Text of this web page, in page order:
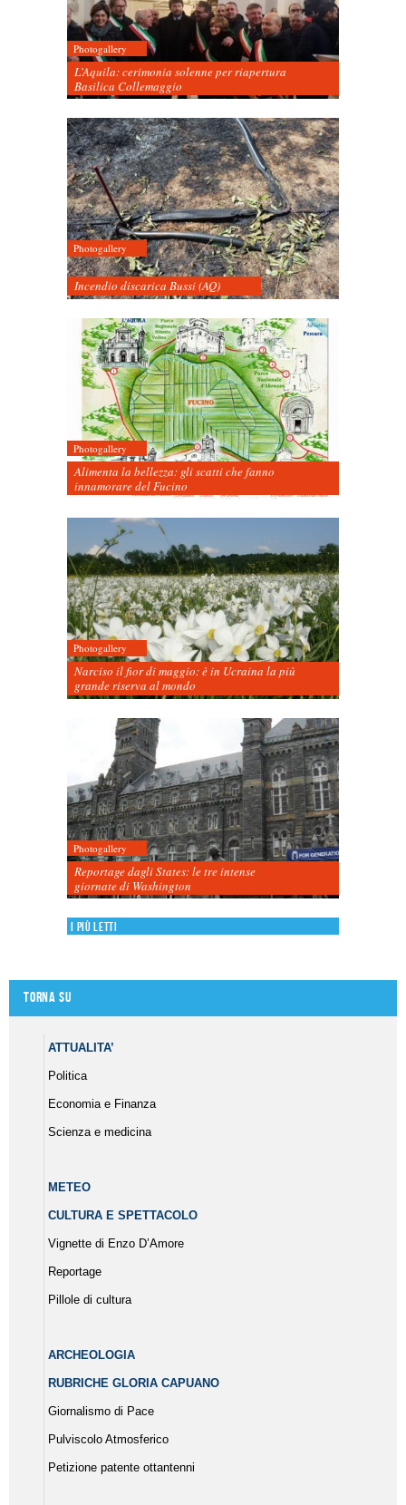
Photogallery
L’Aquila: cerimonia solenne per riapertura
Basilica Collemaggio
Photogallery
Incendio discarica Bussi (AQ)
Photogallery
Alimenta la bellezza: gli scatti che fanno
innamorare del Fucino
Photogallery
Narciso il fior di maggio: è in Ucraina la più
grande riserva al mondo
Photogallery
Reportage dagli States: le tre intense
giornate di Washington
I più letti
Torna su
ATTUALITA’
Politica
Economia e Finanza
Scienza e medicina
METEO
CULTURA E SPETTACOLO
Vignette di Enzo D’Amore
Reportage
Pillole di cultura
ARCHEOLOGIA
RUBRICHE GLORIA CAPUANO
Giornalismo di Pace
Pulviscolo Atmosferico
Petizione patente ottantenni